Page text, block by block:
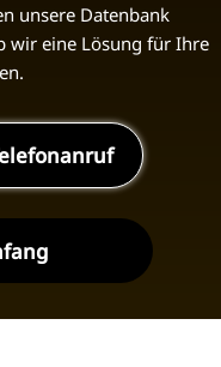
unsere Datenbank
wir eine Lösung für Ihre